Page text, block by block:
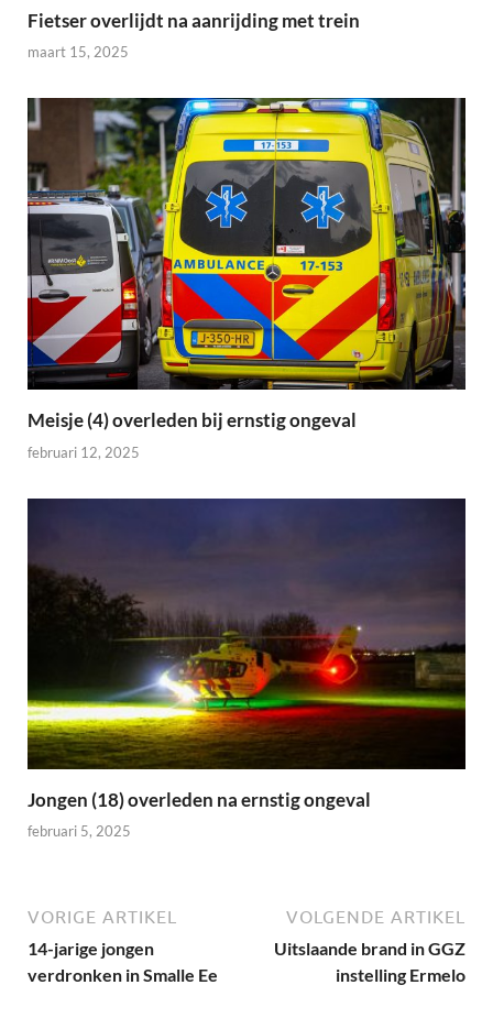
Fietser overlijdt na aanrijding met trein
maart 15, 2025
Meisje (4) overleden bij ernstig ongeval
februari 12, 2025
Jongen (18) overleden na ernstig ongeval
februari 5, 2025
VORIGE ARTIKEL
14-jarige jongen
verdronken in Smalle Ee
VOLGENDE ARTIKEL
Uitslaande brand in GGZ
instelling Ermelo